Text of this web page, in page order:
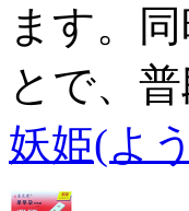
ます。
とで、
妖姫(よ